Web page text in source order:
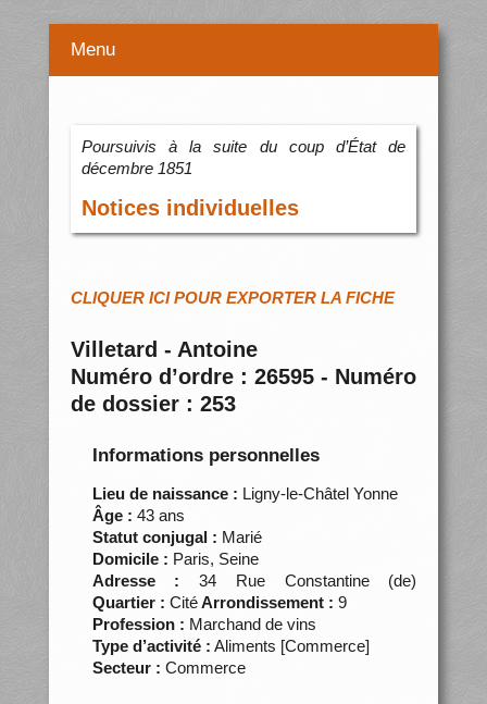
Menu
Poursuivis à la suite du coup d’État de
décembre 1851
Notices individuelles
CLIQUER ICI POUR EXPORTER LA FICHE
Villetard - Antoine
Numéro d’ordre : 26595 - Numéro
de dossier : 253
Informations personnelles
Lieu de naissance : Ligny-le-Châtel Yonne
Âge : 43 ans
Statut conjugal : Marié
Domicile : Paris, Seine
Adresse : 34 Rue Constantine (de)
Quartier : CitéArrondissement : 9
Profession : Marchand de vins
Type d’activité : Aliments [Commerce]
Secteur : Commerce